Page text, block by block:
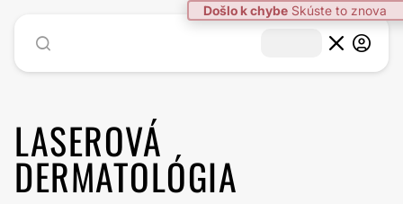
Došlo k chybe Skúste to znova
LASEROVÁ
DERMATOLÓGIA